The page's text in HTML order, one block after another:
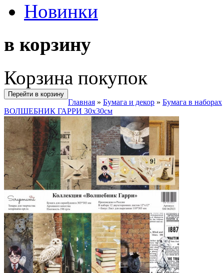
Новинки
в корзину
Корзина покупок
Перейти в корзину
Главная » Бумага и декор » Бумага в наборах
ВОЛШЕБНИК ГАРРИ 30х30см